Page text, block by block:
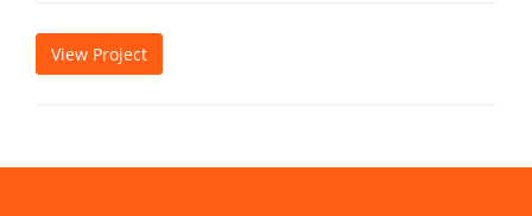
View Project